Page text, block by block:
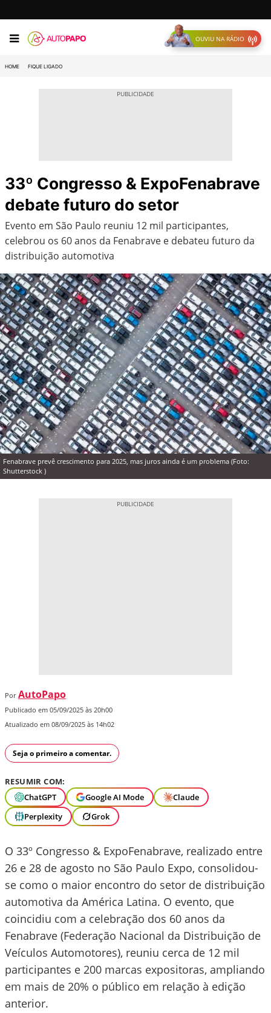
OUVIU NA RÁDIO
HOME FIQUE LIGADO
33º Congresso & ExpoFenabrave
debate futuro do setor
Evento em São Paulo reuniu 12 mil participantes,
celebrou os 60 anos da Fenabrave e debateu futuro da
distribuição automotiva
Fenabrave prevê crescimento para 2025, mas juros ainda é um problema (Foto:
Shutterstock )
Por AutoPapo
Publicado em 05/09/2025 às 20h00
Atualizado em 08/09/2025 às 14h02
Seja o primeiro a comentar.
RESUMIR COM:
ChatGPT
Google AI Mode
Claude
Perplexity
Grok
O 33º Congresso & ExpoFenabrave, realizado entre
26 e 28 de agosto no São Paulo Expo, consolidou-
se como o maior encontro do setor de distribuição
automotiva da América Latina. O evento, que
coincidiu com a celebração dos 60 anos da
Fenabrave (Federação Nacional da Distribuição de
Veículos Automotores), reuniu cerca de 12 mil
participantes e 200 marcas expositoras, ampliando
em mais de 20% o público em relação à edição
anterior.